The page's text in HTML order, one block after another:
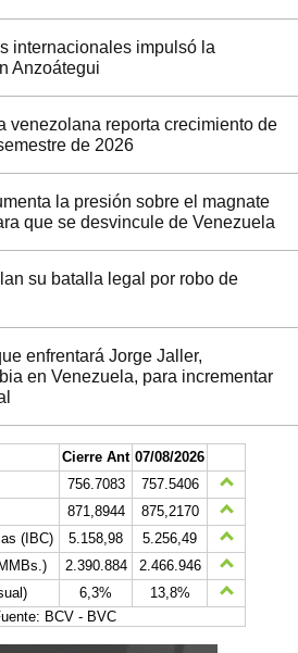
internacionales impulsó la
Anzoátegui
venezolana reporta crecimiento de
de 2026
la presión sobre el magnate
que se desvincule de Venezuela
su batalla legal por robo de
enfrentará Jorge Jaller,
en Venezuela, para incrementar
Cierre Ant 07/08/2026
756.7083
757.5406
871,8944
875,2170
(IBC)
5.158,98
5.256,49
2.390.884
2.466.946
6,3%
13,8%
BCV - BVC